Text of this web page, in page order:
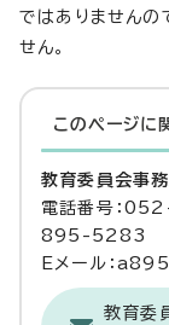
ではありませんの
せん。
このページに
教育委員会事
電話番号：
895-5283
Eメール：
教育委